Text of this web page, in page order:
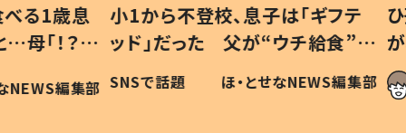
歳息
？」
編集部
小1から不登校、息子は「ギフテ
ッド」だった 父が“ウチ給食”を
作り続ける理由とは #令和の親
#令和の子
SNSで話題 ほ・とせなNEWS編集部
ひ孫
が、
「涙が
い」